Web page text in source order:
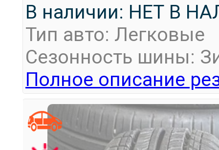
В наличии: НЕТ В
Тип авто: Легковые
Сезонность шины:
Полное описание